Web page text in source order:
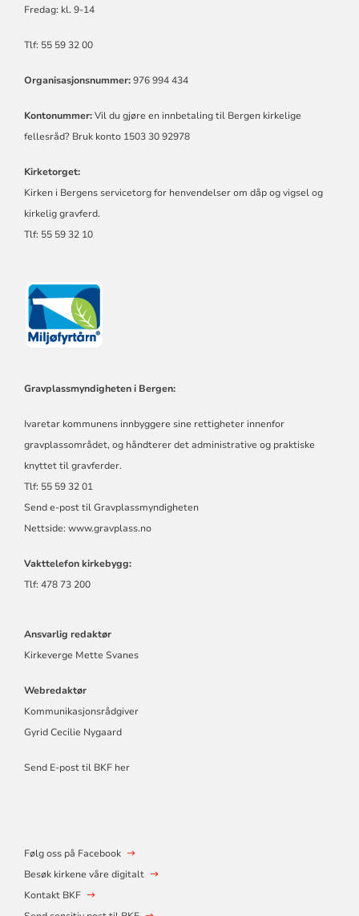
Fredag: kl. 9-14
Tlf: 55 59 32 00
Organisasjonsnummer:976 994 434
Kontonummer:Vil du gjøre en innbetaling til Bergen kirkelige
fellesråd? Bruk konto 1503 30 92978
Kirketorget:
Kirken i Bergens servicetorg for henvendelser om dåp og vigsel og
kirkelig gravferd.
Tlf: 55 59 32 10
Gravplassmyndigheten i Bergen:
Ivaretar kommunens innbyggere sine rettigheter innenfor
gravplassområdet, og håndterer det administrative og praktiske
knyttet til gravferder.
Tlf: 55 59 32 01
Send e-post til Gravplassmyndigheten
Nettside: www.gravplass.no
Vakttelefon kirkebygg:
Tlf: 478 73 200
Ansvarlig redaktør
Kirkeverge Mette Svanes
Webredaktør
Kommunikasjonsrådgiver
Gyrid Cecilie Nygaard
Send E-post til BKF her
Følg oss på Facebook
Besøk kirkene våre digitalt
Kontakt BKF